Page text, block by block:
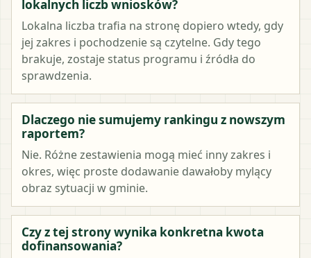
lokalnych liczb wniosków?
Lokalna liczba trafia na stronę dopiero wtedy, gdy
jej zakres i pochodzenie są czytelne. Gdy tego
brakuje, zostaje status programu i źródła do
sprawdzenia.
Dlaczego nie sumujemy rankingu z nowszym
raportem?
Nie. Różne zestawienia mogą mieć inny zakres i
okres, więc proste dodawanie dawałoby mylący
obraz sytuacji w gminie.
Czy z tej strony wynika konkretna kwota
dofinansowania?